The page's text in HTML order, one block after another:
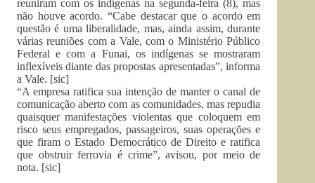
reuniram com os indígenas na segunda-feira (8), mas
não houve acordo. “Cabe destacar que o acordo em
questão é uma liberalidade, mas, ainda assim, durante
várias reuniões com a Vale, com o Ministério Público
Federal e com a Funai, os indígenas se mostraram
inflexíveis diante das propostas apresentadas”, informa
a Vale. [sic]
“A empresa ratifica sua intenção de manter o canal de
comunicação aberto com as comunidades, mas repudia
quaisquer manifestações violentas que coloquem em
risco seus empregados, passageiros, suas operações e
que firam o Estado Democrático de Direito e ratifica
que obstruir ferrovia é crime”, avisou, por meio de
nota. [sic]